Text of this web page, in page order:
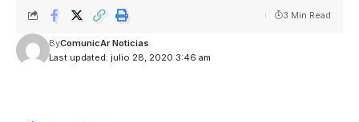
Last updated: julio 28, 2020 3:46 am
ByComunicAr Noticias
3 Min Read